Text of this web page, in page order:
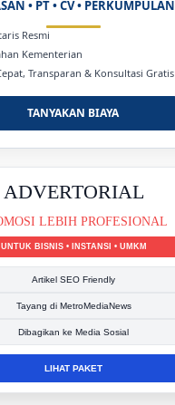
• PT • CV • PERKUMPULAN
Resmi
Kementerian
Transparan & Konsultasi Gratis
TANYAKAN BIAYA
DUKUNG KAMI
METROMEDIANEWS.CO
MEDIA INFORMASI TERPERCAYA
Publikasi Kegiatan
Berita Promosi
Tingkatkan Branding Anda
INFO SELENGKAPNYA